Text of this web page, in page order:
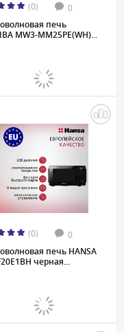
(0) 0
печь
MW3-MM25PE(WH)...
(0) 0
печь HANSA
черная...